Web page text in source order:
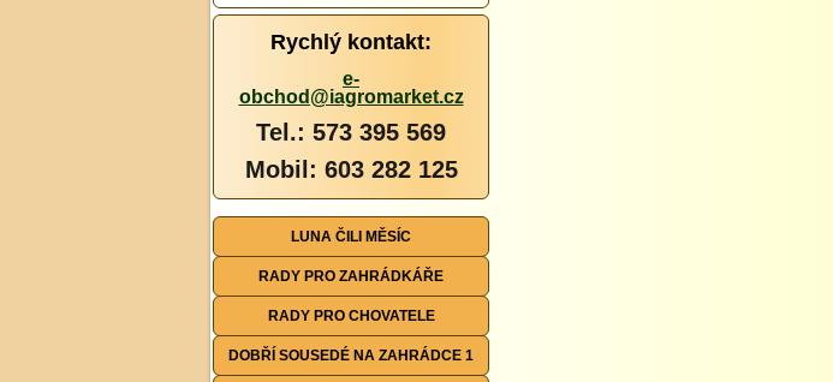
Rychlý kontakt:
e-
obchod@iagromarket.cz
Tel.: 573 395 569
Mobil: 603 282 125
LUNA ČILI MĚSÍC
RADY PRO ZAHRÁDKÁŘE
RADY PRO CHOVATELE
DOBŘÍ SOUSEDÉ NA ZAHRÁDCE 1